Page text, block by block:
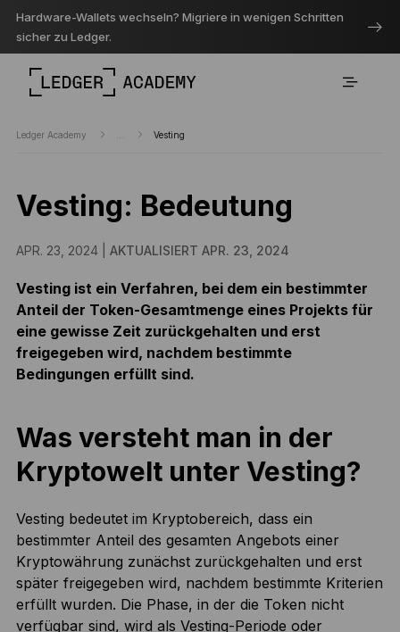
Hardware-Wallets wechseln? Migriere in wenigen Schritten
sicher zu Ledger.
Ledger Academy Vesting
Vesting: Bedeutung
APR. 23, 2024 | AKTUALISIERT APR. 23, 2024
Vesting ist ein Verfahren, bei dem ein bestimmter
Anteil der Token-Gesamtmenge eines Projekts für
eine gewisse Zeit zurückgehalten und erst
freigegeben wird, nachdem bestimmte
Bedingungen erfüllt sind.
Was versteht man in der
Kryptowelt unter Vesting?
Vesting bedeutet im Kryptobereich, dass ein
bestimmter Anteil des gesamten Angebots einer
Kryptowährung zunächst zurückgehalten und erst
später freigegeben wird, nachdem bestimmte Kriterien
erfüllt wurden. Die Phase, in der die Token nicht
verfügbar sind, wird als Vesting-Periode oder